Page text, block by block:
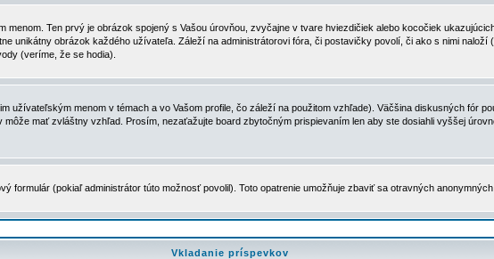
Ten prvý je obrázok spojený s Vašou úrovňou, zvyčajne v tvare hviezdičiek alebo kocočiek
unikátny obrázok každého užívateľa. Záleží na administrátorovi fóra, či postavičky povolí, či ako s nimi
(veríme, že se hodia).
užívateľským menom v témach a vo Vašom profile, čo záleží na použitom vzhľade). Väčšina diskusných fór
mať zvláštny vzhľad. Prosím, nezaťažujte board zbytočným prispievaním len aby ste dosiahli vyššej
formulár (pokiaľ administrátor túto možnosť povolil). Toto opatrenie umožňuje zbaviť sa otravných
Vkladanie príspevkov